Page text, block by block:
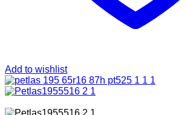
Add to wishlist